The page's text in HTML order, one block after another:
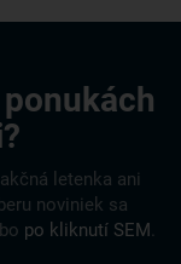
letenka ani
noviniek sa
po kliknutí SEM.